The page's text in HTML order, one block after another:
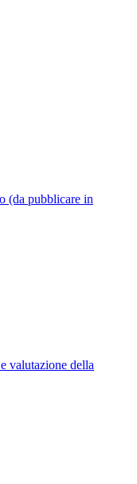
(da pubblicare in
valutazione della